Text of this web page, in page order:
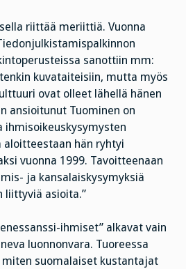
riittää meriittiä. Vuonna
sanottiin mm:
kuvataiteisiin, mutta myös
ovat olleet lähellä hänen
ansioitunut Tuominen on
hän ryhtyi
vuonna 1999. Tavoitteenaan
ja kansalaiskysymyksiä
liittyviä asioita.”
ihmiset” alkavat vain
luonnonvara. Tuoreessa
miten suomalaiset kustantajat